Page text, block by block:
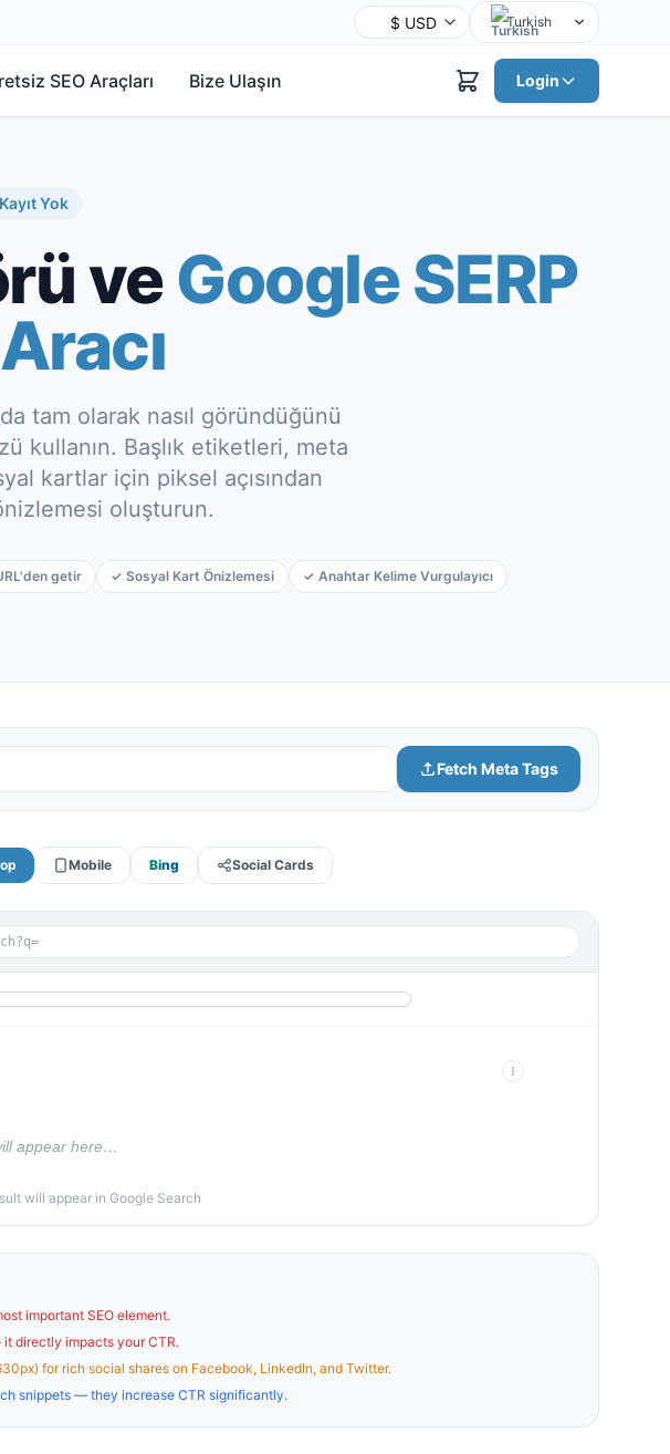
Turkish
English
Chinese
Bengali
Portuguese
SEO Araçları Bize Ulaşın Login
Yok
veGoogle SERP
tam olarak nasıl göründüğünü
kullanın. Başlık etiketleri, meta
kartlar için piksel açısından
oluşturun.
getir ✓ Sosyal Kart Önizlemesi ✓ Anahtar Kelime Vurgulayıcı
Fetch Meta Tags
Mobile Bing Social Cards
appear here…
will appear in Google Search
important SEO element.
directly impacts your CTR.
for rich social shares on Facebook, LinkedIn, and Twitter.
snippets — they increase CTR significantly.